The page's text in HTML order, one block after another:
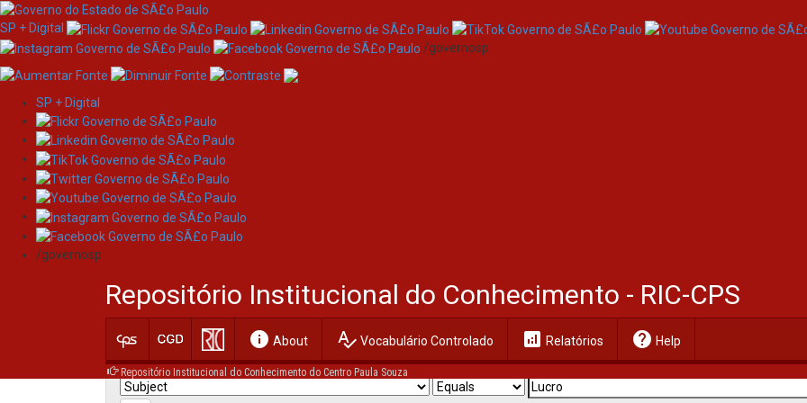
Skip
navigation
SP + Digital
/governosp
SP + Digital
/governosp
Repositório Institucional do Conhecimento - RIC-CPS
info About spellcheck Vocabulário Controlado analytics Relatórios help Help
Repositório Institucional do Conhecimento do Centro Paula Souza
Search
Current filters: